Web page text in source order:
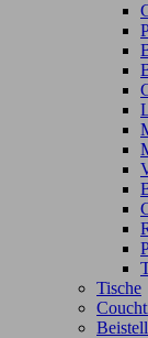
Tische